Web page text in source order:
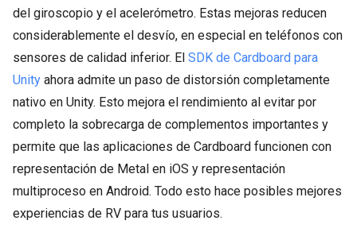
del giroscopio y el acelerómetro. Estas mejoras reducen
considerablemente el desvío, en especial en teléfonos con
sensores de calidad inferior. El SDK de Cardboard para
Unity ahora admite un paso de distorsión completamente
nativo en Unity. Esto mejora el rendimiento al evitar por
completo la sobrecarga de complementos importantes y
permite que las aplicaciones de Cardboard funcionen con
representación de Metal en iOS y representación
multiproceso en Android. Todo esto hace posibles mejores
experiencias de RV para tus usuarios.